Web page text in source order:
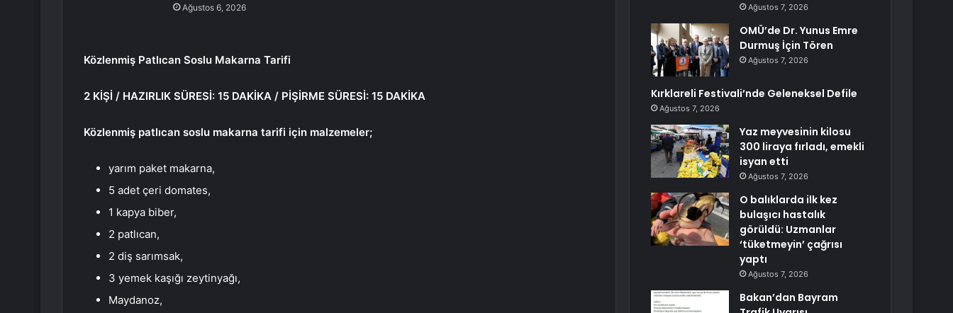
Ağustos 6, 2026
Közlenmiş Patlıcan Soslu Makarna Tarifi
2 KİŞİ / HAZIRLIK SÜRESİ: 15 DAKİKA / PİŞİRME SÜRESİ: 15 DAKİKA
Közlenmiş patlıcan soslu makarna tarifi için malzemeler;
yarım paket makarna,
5 adet çeri domates,
1 kapya biber,
2 patlıcan,
2 diş sarımsak,
3 yemek kaşığı zeytinyağı,
Maydanoz,
Ağustos 7, 2026
OMÜ’de Dr. Yunus Emre
Durmuş İçin Tören
Ağustos 7, 2026
Kırklareli Festivali’nde Geleneksel Defile
Ağustos 7, 2026
Yaz meyvesinin kilosu
300 liraya fırladı, emekli
isyan etti
Ağustos 7, 2026
O balıklarda ilk kez
bulaşıcı hastalık
görüldü: Uzmanlar
‘tüketmeyin’ çağrısı
yaptı
Ağustos 7, 2026
Bakan’dan Bayram